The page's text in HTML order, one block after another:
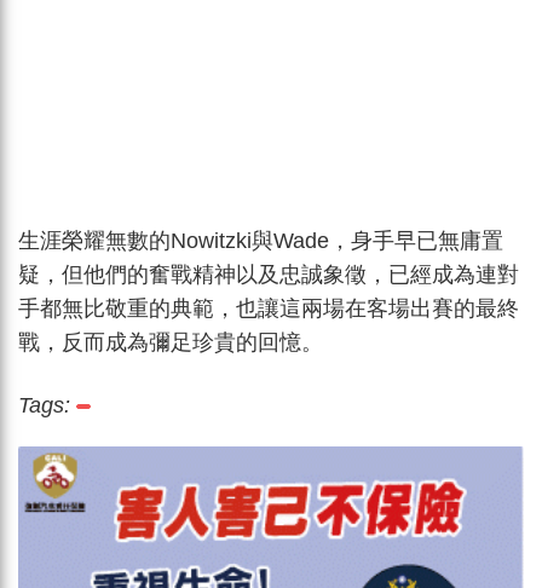
生涯榮耀無數的Nowitzki與Wade，身手早已無庸置
疑，但他們的奮戰精神以及忠誠象徵，已經成為連對
手都無比敬重的典範，也讓這兩場在客場出賽的最終
戰，反而成為彌足珍貴的回憶。
Tags: